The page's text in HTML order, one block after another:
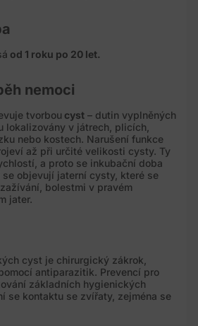
od 1 roku po 20 let.
nemoci
tvorbou cyst – dutin vyplněných
lokalizovány v játrech, plicích,
nebo kostech. Narušení funkce
až při určité velikosti cysty. Ty
a proto se inkubační doba
objevují jaterní cysty, které se
bolestmi v pravém
jater.
cyst je chirurgický zákrok,
antiparazitik. Prevencí pro
základních hygienických
se kontaktu se zvířaty, zejména se